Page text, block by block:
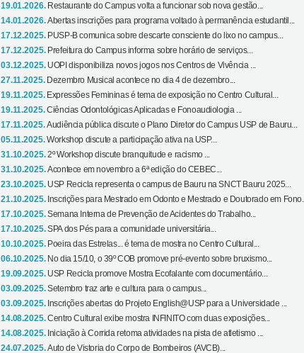
19.01.2026. Restaurante do Campus volta a funcionar sob nova gestão...
14.01.2026.Abertas inscrições para programa voltado à permanência estudantil...
17.12.2025. PUSP-B comunica sobre descarte consciente do lixo no campus...
17.12.2025. Prefeitura do Campus informa sobre horário de serviços...
03.12.2025. UOPI disponibiliza novos jogos nos Centros de Vivência ...
27.11.2025. Dezembro Musical acontece no dia 4 de dezembro...
19.11.2025. Expressões Femininas é tema de exposição no Centro Cultural...
19.11.2025.Ciências Odontológicas Aplicadas e Fonoaudiologia ...
17.11.2025.Audiência pública discute o Plano Diretor do Campus USP de Bauru...
05.11.2025.Workshop discute a participação ativa na USP...
31.10.2025.2º Workshop discute branquitude e racismo ...
31.10.2025.Acontece em novembro a 6ª edição do CEBEC...
23.10.2025. USP Recicla representa o campus de Bauru na SNCT Bauru 2025...
21.10.2025. Inscrições para Mestrado em Odonto e Mestrado e Doutorado em Fono...
17.10.2025.Semana Interna de Prevenção de Acidentes do Trabalho...
17.10.2025.SPA dos Pés para a comunidade universitária...
10.10.2025. Poeira das Estrelas... é tema de mostra no Centro Cultural...
06.10.2025. No dia 15/10, o 39º COB promove pré-evento sobre bruxismo...
19.09.2025. USP Recicla promove Mostra Ecofalante com documentário...
03.09.2025.Setembro traz arte e cultura para o campus...
03.09.2025. Inscrições abertas do Projeto English@USP para a Universidade ...
14.08.2025.Centro Cultural exibe mostra INFINITO com duas exposições...
14.08.2025. Iniciação à Corrida retoma atividades na pista de atletismo ...
24.07.2025.Auto de Vistoria do Corpo de Bombeiros (AVCB)...